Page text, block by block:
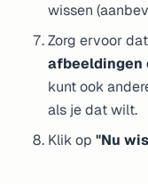
wissen
Zorg ervoor
afbeeldingen
kunt ook
als je dat wilt.
Klik op"Nu